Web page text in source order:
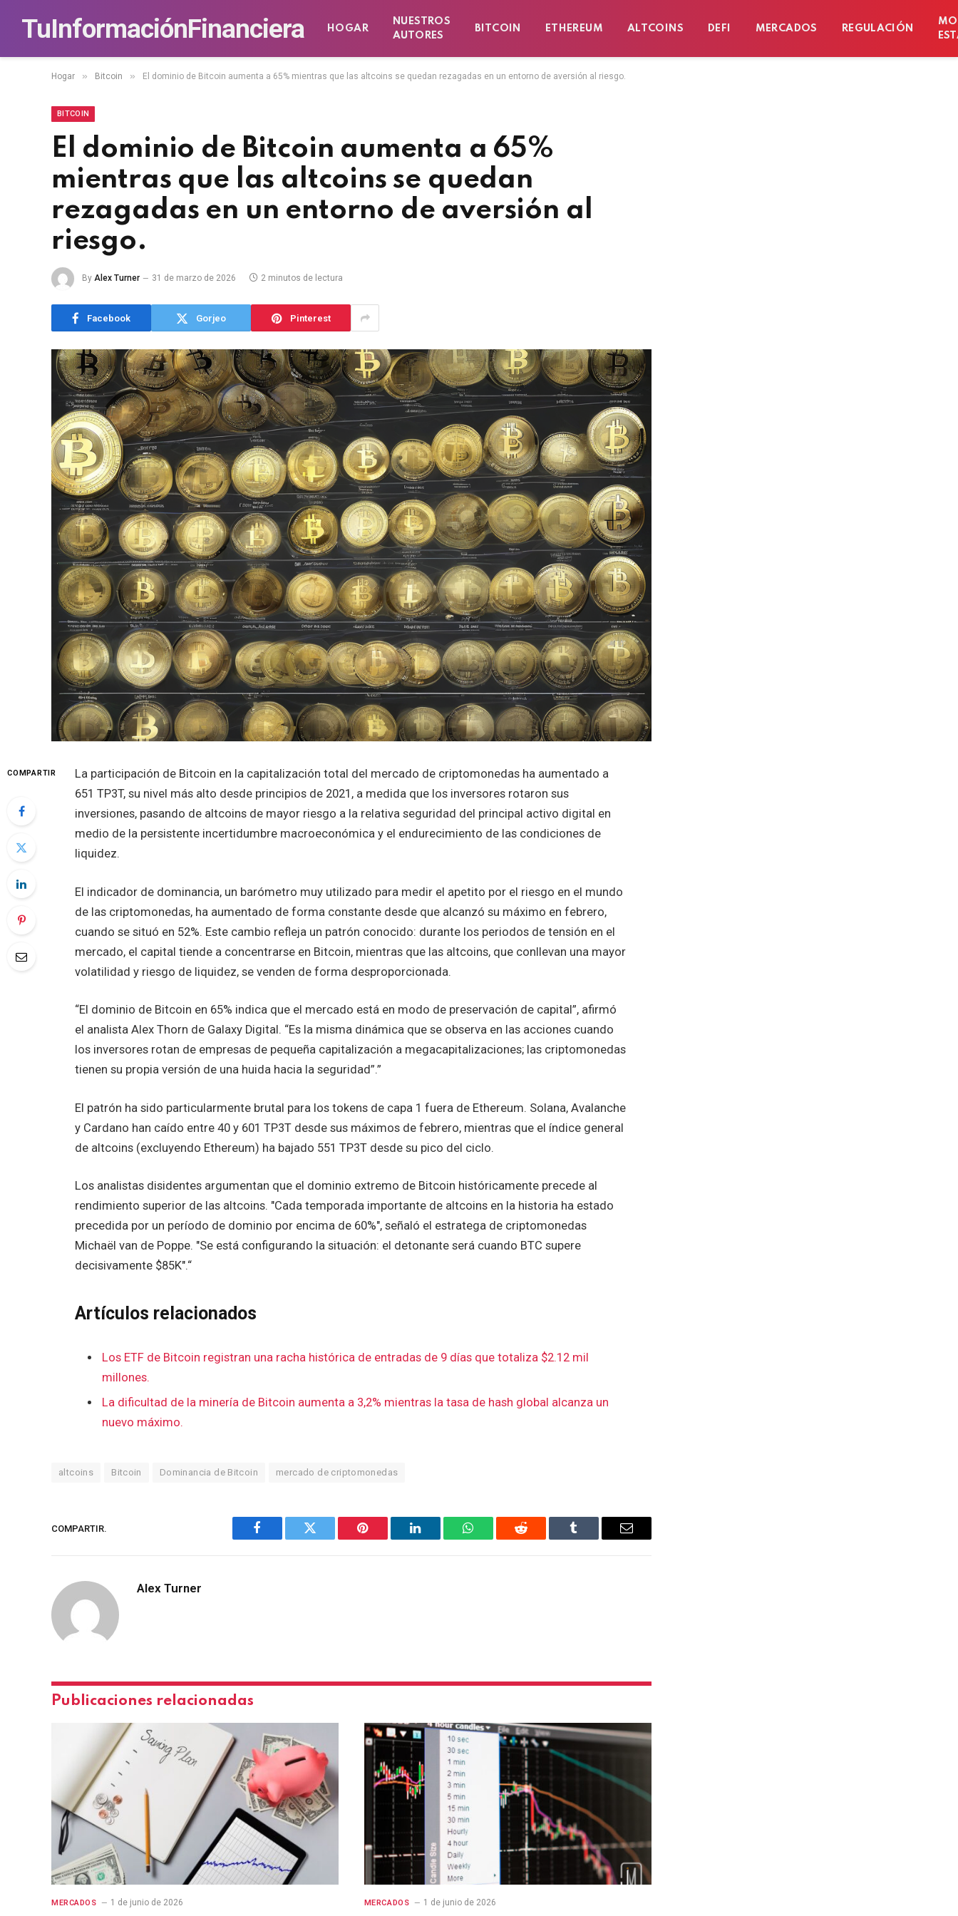
TuInformaciónFinanciera HOGAR
NUESTROS
AUTORES
BITCOIN ETHEREUM ALTCOINS DEFI MERCADOS REGULACIÓN
Hogar » Bitcoin » El dominio de Bitcoin aumenta a 65% mientras que las altcoins se quedan rezagadas en un entorno de aversión al riesgo.
BITCOIN
El dominio de Bitcoin aumenta a 65%
mientras que las altcoins se quedan
rezagadas en un entorno de aversión al
riesgo.
By Alex Turner 31 de marzo de 2026 2 minutos de lectura
Facebook Gorjeo Pinterest
COMPARTIR
La participación de Bitcoin en la capitalización total del mercado de criptomonedas ha aumentado a
651 TP3T, su nivel más alto desde principios de 2021, a medida que los inversores rotaron sus
inversiones, pasando de altcoins de mayor riesgo a la relativa seguridad del principal activo digital en
medio de la persistente incertidumbre macroeconómica y el endurecimiento de las condiciones de
liquidez.
El indicador de dominancia, un barómetro muy utilizado para medir el apetito por el riesgo en el mundo
de las criptomonedas, ha aumentado de forma constante desde que alcanzó su máximo en febrero,
cuando se situó en 52%. Este cambio refleja un patrón conocido: durante los periodos de tensión en el
mercado, el capital tiende a concentrarse en Bitcoin, mientras que las altcoins, que conllevan una mayor
volatilidad y riesgo de liquidez, se venden de forma desproporcionada.
“El dominio de Bitcoin en 65% indica que el mercado está en modo de preservación de capital”, afirmó
el analista Alex Thorn de Galaxy Digital. “Es la misma dinámica que se observa en las acciones cuando
los inversores rotan de empresas de pequeña capitalización a megacapitalizaciones; las criptomonedas
tienen su propia versión de una huida hacia la seguridad”.”
El patrón ha sido particularmente brutal para los tokens de capa 1 fuera de Ethereum. Solana, Avalanche
y Cardano han caído entre 40 y 601 TP3T desde sus máximos de febrero, mientras que el índice general
de altcoins (excluyendo Ethereum) ha bajado 551 TP3T desde su pico del ciclo.
Los analistas disidentes argumentan que el dominio extremo de Bitcoin históricamente precede al
rendimiento superior de las altcoins. "Cada temporada importante de altcoins en la historia ha estado
precedida por un período de dominio por encima de 60%", señaló el estratega de criptomonedas
Michaël van de Poppe. "Se está configurando la situación: el detonante será cuando BTC supere
decisivamente $85K".“
Artículos relacionados
Los ETF de Bitcoin registran una racha histórica de entradas de 9 días que totaliza $2.12 mil
millones.
La dificultad de la minería de Bitcoin aumenta a 3,2% mientras la tasa de hash global alcanza un
nuevo máximo.
altcoins Bitcoin Dominancia de Bitcoin mercado de criptomonedas
COMPARTIR.
Facebook Gorjeo Pinterest LinkedIn WhatsAppReddit Tumblr
Correo
Alex Turner
Publicaciones relacionadas
MERCADOS 1 de junio de 2026 MERCADOS 1 de junio de 2026